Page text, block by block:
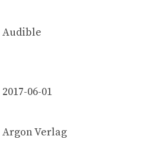
Audible
2017-06-01
Argon Verlag